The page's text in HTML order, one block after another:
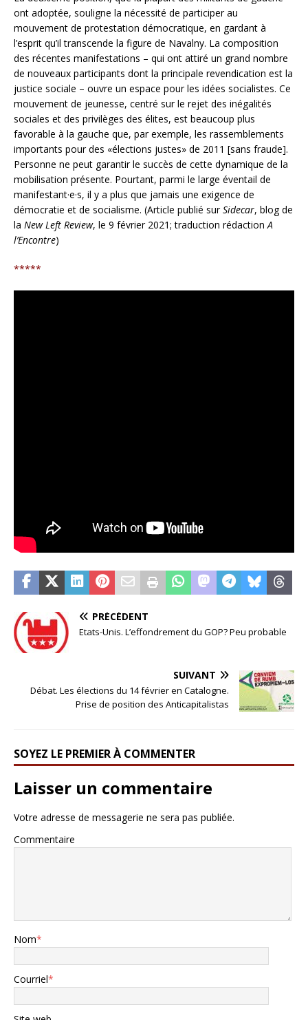
ont adoptée, souligne la nécessité de participer au
mouvement de protestation démocratique, en gardant à
l’esprit qu’il transcende la figure de Navalny. La composition
des récentes manifestations – qui ont attiré un grand nombre
de nouveaux participants dont la principale revendication est la
justice sociale – ouvre un espace pour les idées socialistes. Ce
mouvement de jeunesse, centré sur le rejet des inégalités
sociales et des privilèges des élites, est beaucoup plus
favorable à la gauche que, par exemple, les rassemblements
importants pour des «élections justes» de 2011 [sans fraude].
Personne ne peut garantir le succès de cette dynamique de la
mobilisation présente. Pourtant, parmi le large éventail de
manifestant·e·s, il y a plus que jamais une exigence de
démocratie et de socialisme. (Article publié surSidecar, blog de
la New Left Review, le 9 février 2021; traduction rédaction A
l’Encontre)
*****
PRÉCÉDENT
Etats-Unis. L’effondrement du GOP? Peu probable
SUIVANT
Débat. Les élections du 14 février en Catalogne.
Prise de position des Anticapitalistas
SOYEZ LE PREMIER À COMMENTER
Laisser un commentaire
Votre adresse de messagerie ne sera pas publiée.
Commentaire
Nom*
Courriel*